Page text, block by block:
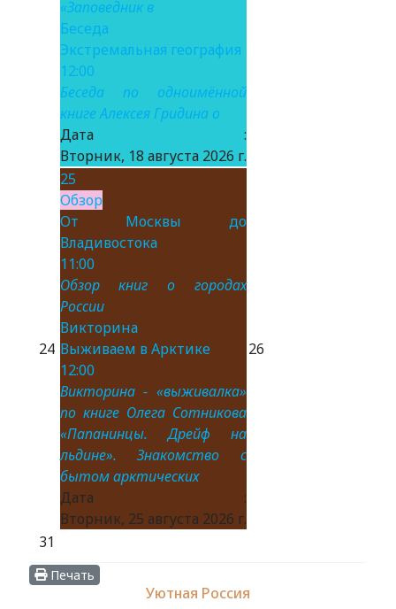
«Заповедник в
Беседа
Экстремальная география
12:00
Беседа по одноимённой
книге Алексея Гридина о
Дата :
Вторник, 18 августа 2026 г.
24
25
Обзор
От Москвы до
Владивостока
11:00
Обзор книг о городах
России
Викторина
Выживаем в Арктике
12:00
Викторина - «выживалка»
по книге Олега Сотникова
«Папанинцы. Дрейф на
льдине». Знакомство с
бытом арктических
Дата :
Вторник, 25 августа 2026 г.
26
31
Печать
Уютная Россия